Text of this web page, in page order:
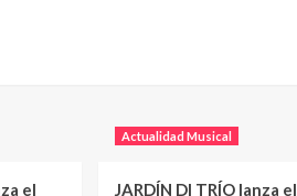
el
Actualidad Musical
JARDÍN DI TRÍO lanza el